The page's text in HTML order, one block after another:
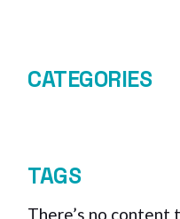
CATEGORIES
TAGS
There’s no content